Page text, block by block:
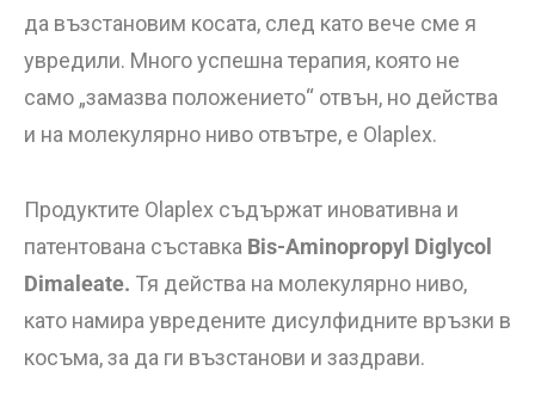
да възстановим косата, след като вече сме я
увредили. Много успешна терапия, която не
само „замазва положението“ отвън, но действа
и на молекулярно ниво отвътре, е Olaplex.
Продуктите Olaplex съдържат иновативна и
патентована съставка Bis-Aminopropyl Diglycol
Dimaleate. Тя действа на молекулярно ниво,
като намира увредените дисулфидните връзки в
косъма, за да ги възстанови и заздрави.